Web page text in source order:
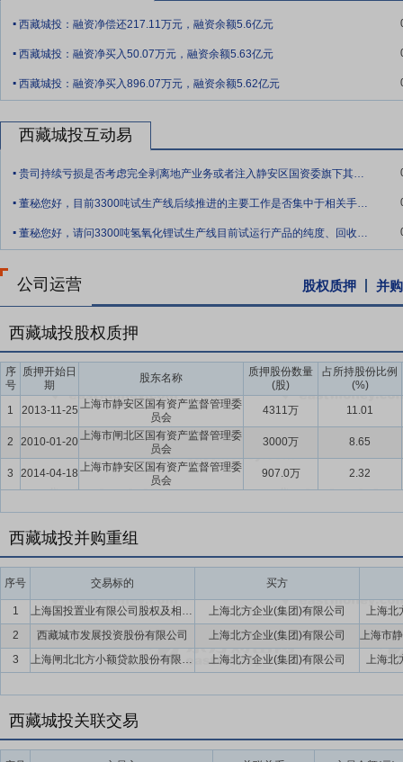
. 西藏城投：融资净偿还217.11万元，融资余额5.6亿元
. 西藏城投：融资净买入50.07万元，融资余额5.63亿元
. 西藏城投：融资净买入896.07万元，融资余额5.62亿元
西藏城投互动易
. 贵司持续亏损是否考虑完全剥离地产业务或者注入静安区国资委旗下其他资产业务？
. 董秘您好，目前3300吨试生产线后续推进的主要工作是否集中于相关手续办理及产品认
. 董秘您好，请问3300吨氢氧化锂试生产线目前试运行产品的纯度、回收率、能耗等关键
公司运营 股权质押 并
西藏城投股权质押
序
号
质押开始日
期
股东名称
质押股份数量
(股)
占所持股份比例
(%)
1
2013-11-25 上海市静安区国有资产监督管理委
员会
4311万 11.01
2 2010-01-20上海市闸北区国有资产监督管理委
员会
3000万 8.65
3 2014-04-18 上海市静安区国有资产监督管理委
员会
907.0万 2.32
西藏城投并购重组
序号 交易标的 买方
1 上海国投置业有限公司股权及相关债权 上海北方企业(集团)有限公司
上海北
2
西藏城市发展投资股份有限公司
上海北方企业(集团)有限公司
3
上海闸北北方小额贷款股份有限公司 上海北方企业(集团)有限公司 上海北
西藏城投关联交易